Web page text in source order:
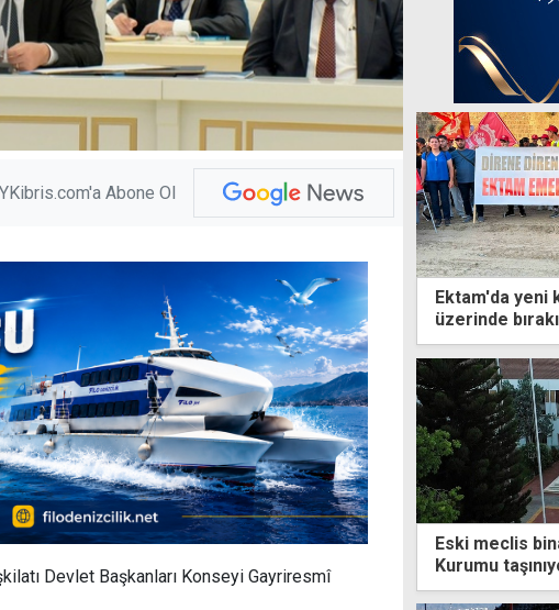
Abone Ol
Devlet Başkanları Konseyi Gayriresmî
Ektam'da yeni
üzerinde
Eski meclis
Kurumu